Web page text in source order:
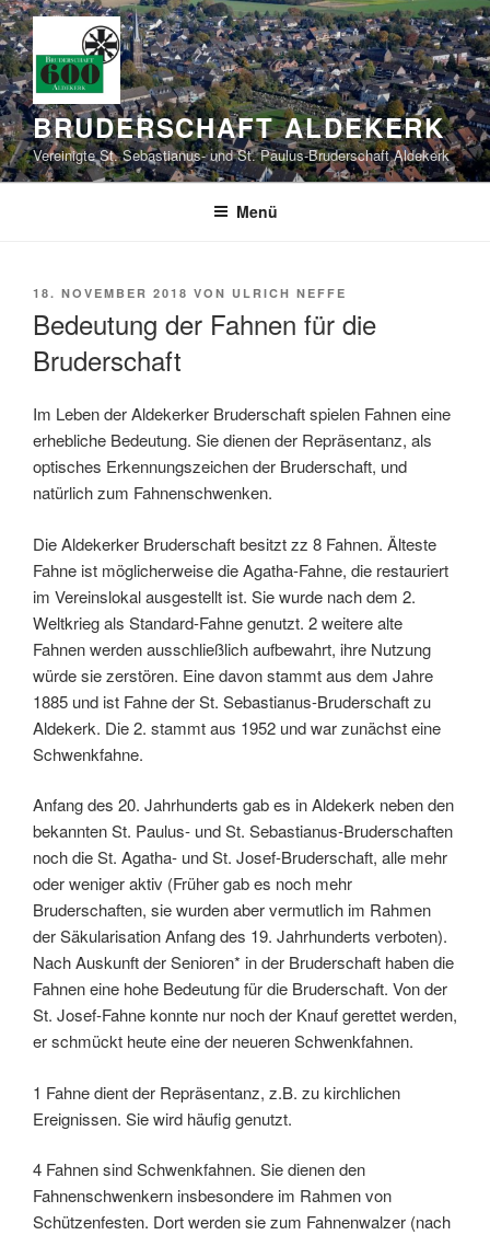
Zum
Inhalt
springen
BRUDERSCHAFT ALDEKERK
Vereinigte St. Sebastianus- und St. Paulus-Bruderschaft Aldekerk
Menü
VERÖFFENTLICHT
18. NOVEMBER 2018 VON ULRICH NEFFE
Bedeutung der Fahnen für die
Bruderschaft
Im Leben der Aldekerker Bruderschaft spielen Fahnen eine
erhebliche Bedeutung. Sie dienen der Repräsentanz, als
optisches Erkennungszeichen der Bruderschaft, und
natürlich zum Fahnenschwenken.
Die Aldekerker Bruderschaft besitzt zz 8 Fahnen. Älteste
Fahne ist möglicherweise die Agatha-Fahne, die restauriert
im Vereinslokal ausgestellt ist. Sie wurde nach dem 2.
Weltkrieg als Standard-Fahne genutzt. 2 weitere alte
Fahnen werden ausschließlich aufbewahrt, ihre Nutzung
würde sie zerstören. Eine davon stammt aus dem Jahre
1885 und ist Fahne der St. Sebastianus-Bruderschaft zu
Aldekerk. Die 2. stammt aus 1952 und war zunächst eine
Schwenkfahne.
Anfang des 20. Jahrhunderts gab es in Aldekerk neben den
bekannten St. Paulus- und St. Sebastianus-Bruderschaften
noch die St. Agatha- und St. Josef-Bruderschaft, alle mehr
oder weniger aktiv (Früher gab es noch mehr
Bruderschaften, sie wurden aber vermutlich im Rahmen
der Säkularisation Anfang des 19. Jahrhunderts verboten).
Nach Auskunft der Senioren* in der Bruderschaft haben die
Fahnen eine hohe Bedeutung für die Bruderschaft. Von der
St. Josef-Fahne konnte nur noch der Knauf gerettet werden,
er schmückt heute eine der neueren Schwenkfahnen.
1 Fahne dient der Repräsentanz, z.B. zu kirchlichen
Ereignissen. Sie wird häufig genutzt.
4 Fahnen sind Schwenkfahnen. Sie dienen den
Fahnenschwenkern insbesondere im Rahmen von
Schützenfesten. Dort werden sie zum Fahnenwalzer (nach